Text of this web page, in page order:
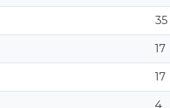
35
17
17
4